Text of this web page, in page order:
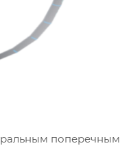
поперечным